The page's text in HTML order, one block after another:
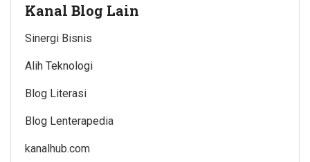
Kanal Blog Lain
Sinergi Bisnis
Alih Teknologi
Blog Literasi
Blog Lenterapedia
kanalhub.com